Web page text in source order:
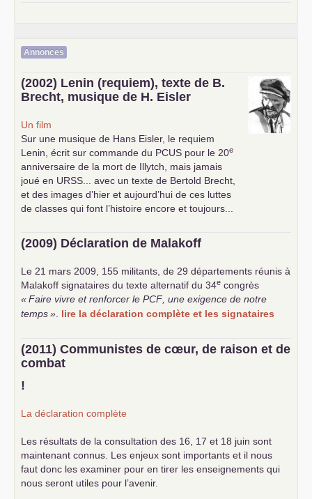
Annonces
(2002) Lenin (requiem), texte de B.
Brecht, musique de H. Eisler
Un film
Sur une musique de Hans Eisler, le requiem
Lenin, écrit sur commande du PCUS pour le 20e
anniversaire de la mort de Illytch, mais jamais
joué en URSS ... avec un texte de Bertold Brecht,
et des images d’hier et aujourd’hui de ces luttes
de classes qui font l’histoire encore et toujours...
(2009) Déclaration de Malakoff
Le 21 mars 2009, 155 militants, de 29 départements réunis à
Malakoff signataires du texte alternatif du 34e congrès
«Faire vivre et renforcer le PCF , une exigence de notre
temps» lire la déclaration complète et les signataires
(2011) Communistes de cœur, de raison et de
combat
!
La déclaration complète
Les résultats de la consultation des 16, 17 et 18 juin sont
maintenant connus. Les enjeux sont importants et il nous
faut donc les examiner pour en tirer les enseignements qui
nous seront utiles pour l’avenir.